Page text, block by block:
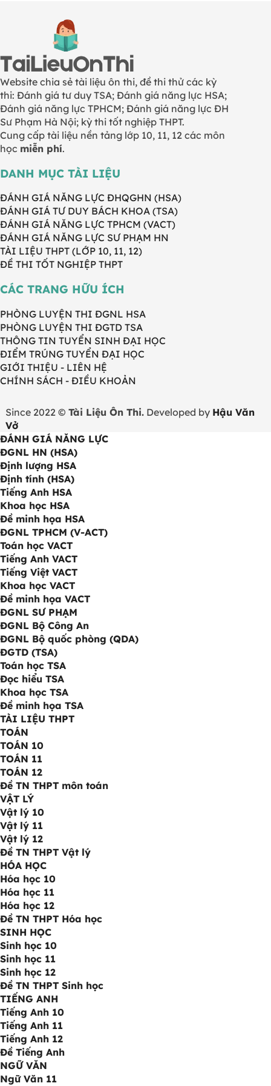
Website chia sẻ tài liệu ôn thi, đề thi thử các kỳ
thi: Đánh giá tư duy TSA; Đánh giá năng lực HSA;
Đánh giá năng lực TPHCM; Đánh giá năng lực ĐH
Sư Phạm Hà Nội; kỳ thi tốt nghiệp THPT.
Cung cấp tài liệu nền tảng lớp 10, 11, 12 các môn
học miễn phí.
DANH MỤC TÀI LIỆU
ĐÁNH GIÁ NĂNG LỰC ĐHQGHN (HSA)
ĐÁNH GIÁ TƯ DUY BÁCH KHOA (TSA)
ĐÁNH GIÁ NĂNG LỰC TPHCM (VACT)
ĐÁNH GIÁ NĂNG LỰC SƯ PHẠM HN
TÀI LIỆU THPT (LỚP 10, 11, 12)
ĐỀ THI TỐT NGHIỆP THPT
CÁC TRANG HỮU ÍCH
PHÒNG LUYỆN THI ĐGNL HSA
PHÒNG LUYỆN THI ĐGTD TSA
THÔNG TIN TUYỂN SINH ĐẠI HỌC
ĐIỂM TRÚNG TUYỂN ĐẠI HỌC
GIỚI THIỆU - LIÊN HỆ
CHÍNH SÁCH - ĐIỀU KHOẢN
Since 2022 © Tài Liệu Ôn Thi.Developed by Hậu Văn
Vở
ĐÁNH GIÁ NĂNG LỰC
ĐGNL HN (HSA)
Định lượng HSA
Định tính (HSA)
Tiếng Anh HSA
Khoa học HSA
Đề minh họa HSA
ĐGNL TPHCM (V-ACT)
Toán học VACT
Tiếng Anh VACT
Tiếng Việt VACT
Khoa học VACT
Đề minh họa VACT
ĐGNL SƯ PHẠM
ĐGNL Bộ Công An
ĐGNL Bộ quốc phòng (QDA)
ĐGTD (TSA)
Toán học TSA
Đọc hiểu TSA
Khoa học TSA
Đề minh họa TSA
TÀI LIỆU THPT
TOÁN
TOÁN 10
TOÁN 11
TOÁN 12
Đề TN THPT môn toán
VẬT LÝ
Vật lý 10
Vật lý 11
Vật lý 12
Đề TN THPT Vật lý
HÓA HỌC
Hóa học 10
Hóa học 11
Hóa học 12
Đề TN THPT Hóa học
SINH HỌC
Sinh học 10
Sinh học 11
Sinh học 12
Đề TN THPT Sinh học
TIẾNG ANH
Tiếng Anh 10
Tiếng Anh 11
Tiếng Anh 12
Đề Tiếng Anh
NGỮ VĂN
Ngữ Văn 11